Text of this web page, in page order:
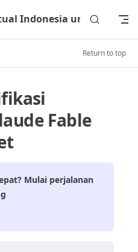
Indonesia untuk
Return to top
Fable
Mulai perjalanan